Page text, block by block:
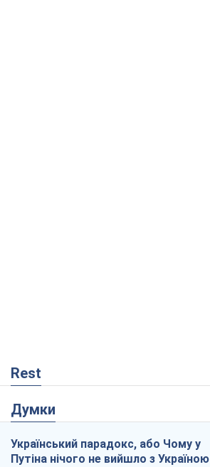
Rest
Думки
Український парадокс, або Чому у
Путіна нічого не вийшло з Україною